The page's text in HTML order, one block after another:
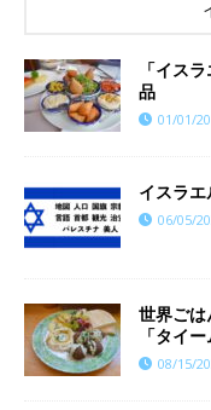
「イス
品
01/01/
イスラ
06/05/
世界ご
「タイー
08/15/